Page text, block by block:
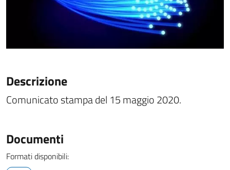
Descrizione
Comunicato stampa del 15 maggio 2020.
Documenti
Formati disponibili: